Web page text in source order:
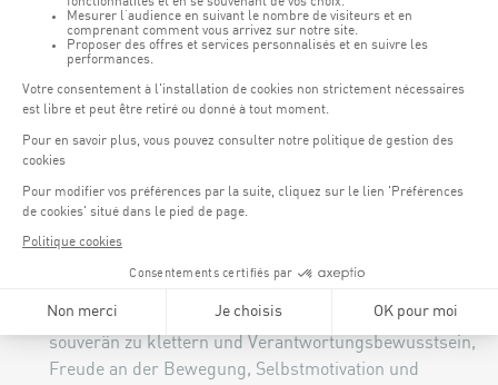
14 Jahren“.Die professionelle Betreuung erfolgt
durch unsere Trainer.
Pro Session dienstags um 15.00 und 16.30 Uhr,
donnerstags um 15.00 und 16.30 Uhr und samstags um
10.00 und 11.00 Uhr.
Kinder zwischen 11 und 14 Jahre:
Dieser Kurs richtet sich an Kinder ab 11 Jahren, und ist
die Fortsetzung des Kurses "Kinder 7-10 Jahren" .
Sicherungstechniken in der Toprope. Die Kinder lernen,
souverän zu klettern und Verantwortungsbewusstsein,
Freude an der Bewegung, Selbstmotivation und